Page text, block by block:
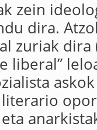
zein
dira.
zuriak dira
liberal”